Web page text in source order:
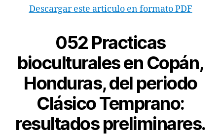
Descargar este articulo en formato PDF
052 Practicas
bioculturales en Copán,
Honduras, del periodo
Clásico Temprano:
resultados preliminares.